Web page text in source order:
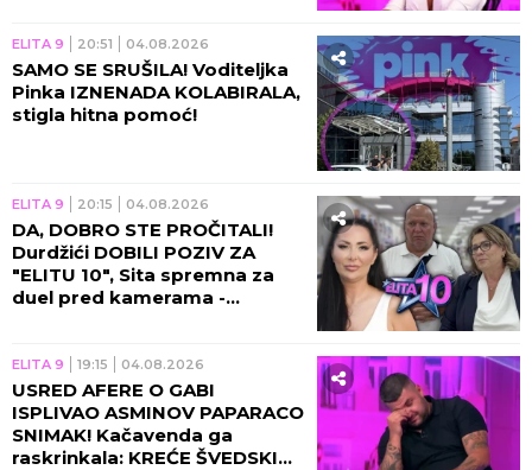
ELITA 9 20:51 04.08.2026
SAMO SE SRUŠILA! Voditeljka
Pinka IZNENADA KOLABIRALA,
stigla hitna pomoć!
ELITA 9 20:15 04.08.2026
DA, DOBRO STE PROČITALI!
Durdžići DOBILI POZIV ZA
"ELITU 10", Sita spremna za
duel pred kamerama -
ELITA 9 19:15 04.08.2026
USRED AFERE O GABI
ISPLIVAO ASMINOV PAPARACO
SNIMAK! Kačavenda ga
raskrinkala: KREĆE ŠVEDSKI